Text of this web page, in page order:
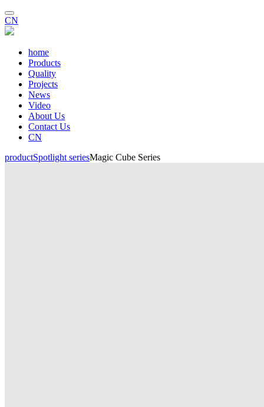
CN
home
Products
Quality
Projects
News
Video
About Us
Contact Us
CN
productSpotlight seriesMagic Cube Series